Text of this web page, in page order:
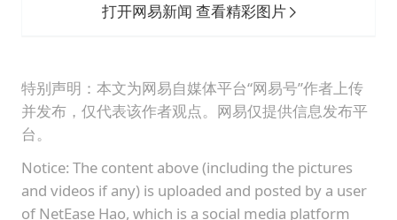
打开网易新闻 查看精彩图片
特别声明：本文为网易自媒体平台“网易号”作者上传
并发布，仅代表该作者观点。网易仅提供信息发布平
台。
Notice: The content above (including the pictures
and videos if any) is uploaded and posted by a user
of NetEase Hao, which is a social media platform